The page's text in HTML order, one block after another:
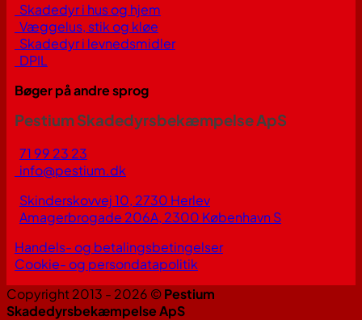
Skadedyr i hus og hjem
Væggelus, stik og kløe
Skadedyr i levnedsmidler
DPIL
Bøger på andre sprog
Pestium Skadedyrsbekæmpelse ApS
71 99 23 23
info@pestium.dk
Skinderskovvej 10, 2730 Herlev
Amagerbrogade 206A, 2300 København S
Handels- og betalingsbetingelser
Cookie- og persondatapolitik
Copyright 2013 - 2026 ©Pestium
Skadedyrsbekæmpelse ApS